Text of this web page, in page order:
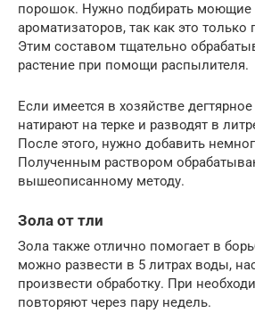
порошок. Нужно подбирать моющие
ароматизаторов, так как это только
Этим составом тщательно
растение при помощи распылителя.
Если имеется в хозяйстве
натирают на терке и разводят в
После этого, нужно добавить
Полученным раствором
вышеописанному методу.
Зола от тли
Зола также отлично помогает в
можно развести в 5 литрах воды,
произвести обработку. При
повторяют через пару недель.